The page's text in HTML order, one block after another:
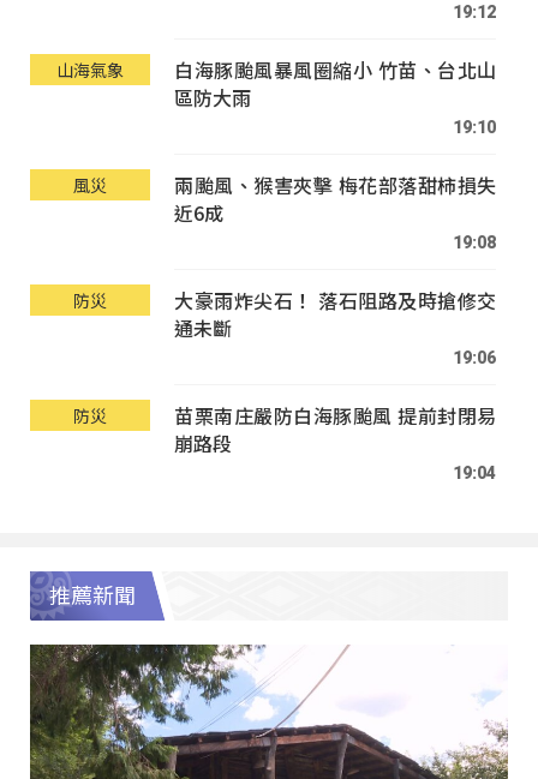
19:12
山海氣象
白海豚颱風暴風圈縮小 竹苗、台北山
區防大雨
19:10
風災
兩颱風、猴害夾擊 梅花部落甜柿損失
近6成
19:08
防災
大豪雨炸尖石！ 落石阻路及時搶修交
通未斷
19:06
防災
苗栗南庄嚴防白海豚颱風 提前封閉易
崩路段
19:04
推薦新聞